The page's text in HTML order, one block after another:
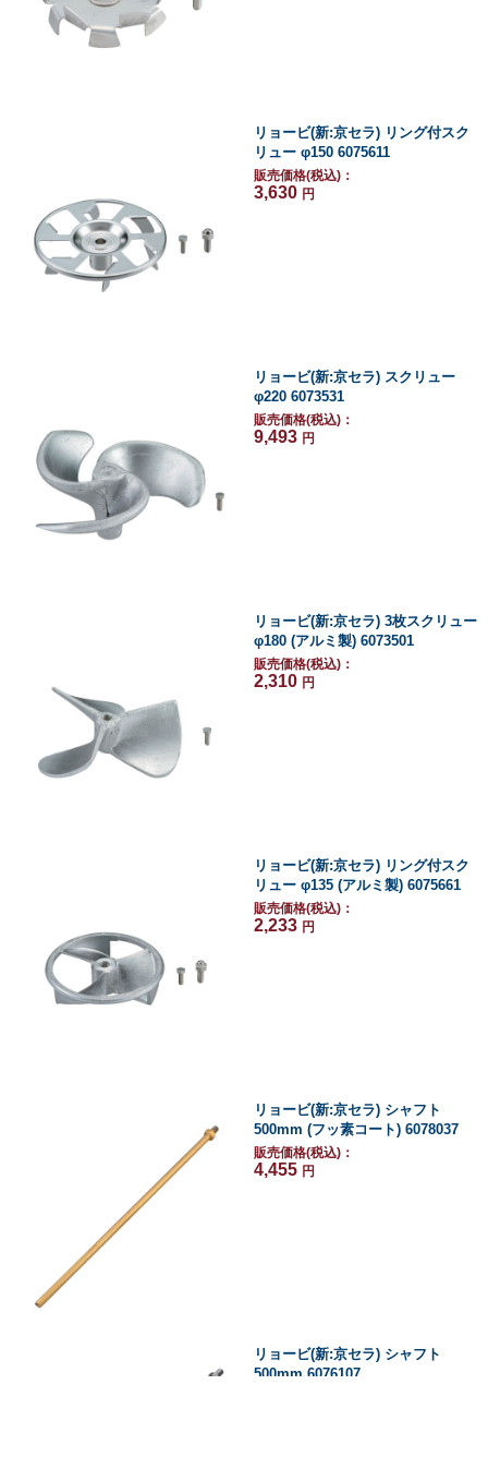
リョービ(新:京セラ) リング付スク
リュー φ150 6075611
販売価格(税込)：
3,630 円
リョービ(新:京セラ) スクリュー
φ220 6073531
販売価格(税込)：
9,493 円
リョービ(新:京セラ) 3枚スクリュー
φ180 (アルミ製) 6073501
販売価格(税込)：
2,310 円
リョービ(新:京セラ) リング付スク
リュー φ135 (アルミ製) 6075661
販売価格(税込)：
2,233 円
リョービ(新:京セラ) シャフト
500mm (フッ素コート) 6078037
販売価格(税込)：
4,455 円
リョービ(新:京セラ) シャフト
500mm 6076107